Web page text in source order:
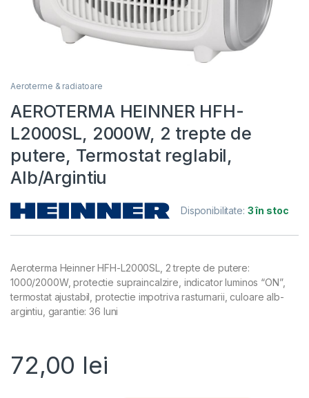
Aeroterme & radiatoare
AEROTERMA HEINNER HFH-
L2000SL, 2000W, 2 trepte de
putere, Termostat reglabil,
Alb/Argintiu
Disponibilitate: 3 în stoc
Aeroterma Heinner HFH-L2000SL, 2 trepte de putere:
1000/2000W, protectie supraincalzire, indicator luminos “ON”,
termostat ajustabil, protectie impotriva rasturnarii, culoare alb-
argintiu, garantie: 36 luni
72,00 lei